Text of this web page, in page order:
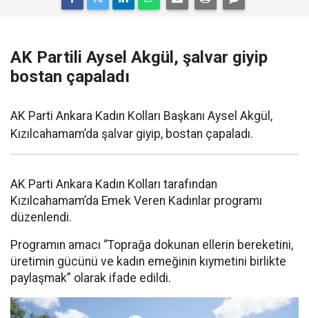
AK Partili Aysel Akgül, şalvar giyip
bostan çapaladı
AK Parti Ankara Kadın Kolları Başkanı Aysel Akgül,
Kızılcahamam’da şalvar giyip, bostan çapaladı.
AK Parti Ankara Kadın Kolları tarafından
Kızılcahamam’da Emek Veren Kadınlar programı
düzenlendi.
Programın amacı “Toprağa dokunan ellerin bereketini,
üretimin gücünü ve kadın emeğinin kıymetini birlikte
paylaşmak” olarak ifade edildi.